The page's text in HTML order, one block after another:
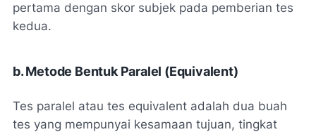
pertama dengan skor subjek pada pemberian tes
kedua.
b. Metode Bentuk Paralel (Equivalent)
Tes paralel atau tes equivalent adalah dua buah
tes yang mempunyai kesamaan tujuan, tingkat